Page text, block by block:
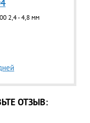
2,4 - 4,8 мм
ОТЗЫВ: